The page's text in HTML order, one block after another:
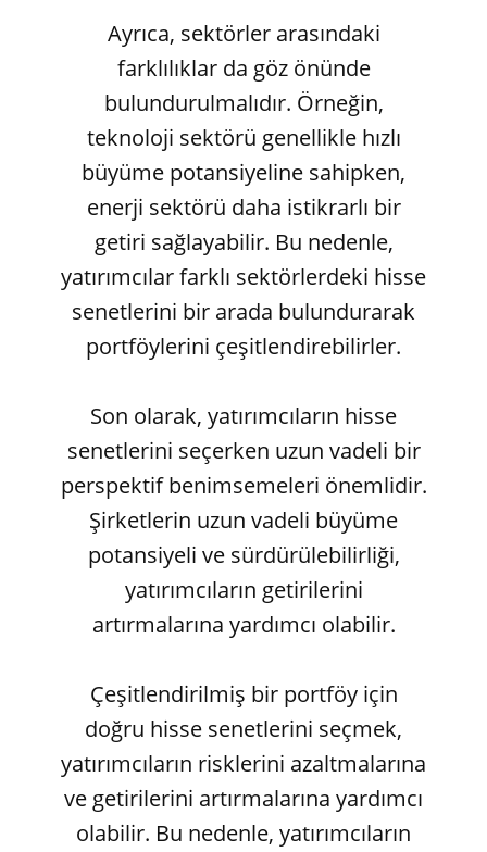
Ayrıca, sektörler arasındaki
farklılıklar da göz önünde
bulundurulmalıdır. Örneğin,
teknoloji sektörü genellikle hızlı
büyüme potansiyeline sahipken,
enerji sektörü daha istikrarlı bir
getiri sağlayabilir. Bu nedenle,
yatırımcılar farklı sektörlerdeki hisse
senetlerini bir arada bulundurarak
portföylerini çeşitlendirebilirler.
Son olarak, yatırımcıların hisse
senetlerini seçerken uzun vadeli bir
perspektif benimsemeleri önemlidir.
Şirketlerin uzun vadeli büyüme
potansiyeli ve sürdürülebilirliği,
yatırımcıların getirilerini
artırmalarına yardımcı olabilir.
Çeşitlendirilmiş bir portföy için
doğru hisse senetlerini seçmek,
yatırımcıların risklerini azaltmalarına
ve getirilerini artırmalarına yardımcı
olabilir. Bu nedenle, yatırımcıların